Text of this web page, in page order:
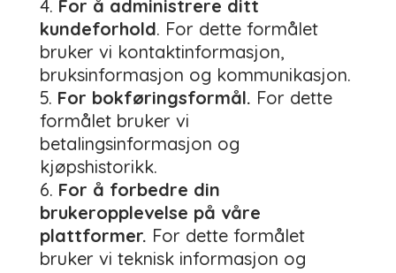
For å administrere ditt
kundeforhold. For dette formålet
bruker vi kontaktinformasjon,
bruksinformasjon og kommunikasjon.
For bokføringsformål. For dette
formålet bruker vi
betalingsinformasjon og
kjøpshistorikk.
For å forbedre din
brukeropplevelse på våre
plattformer. For dette formålet
bruker vi teknisk informasjon og